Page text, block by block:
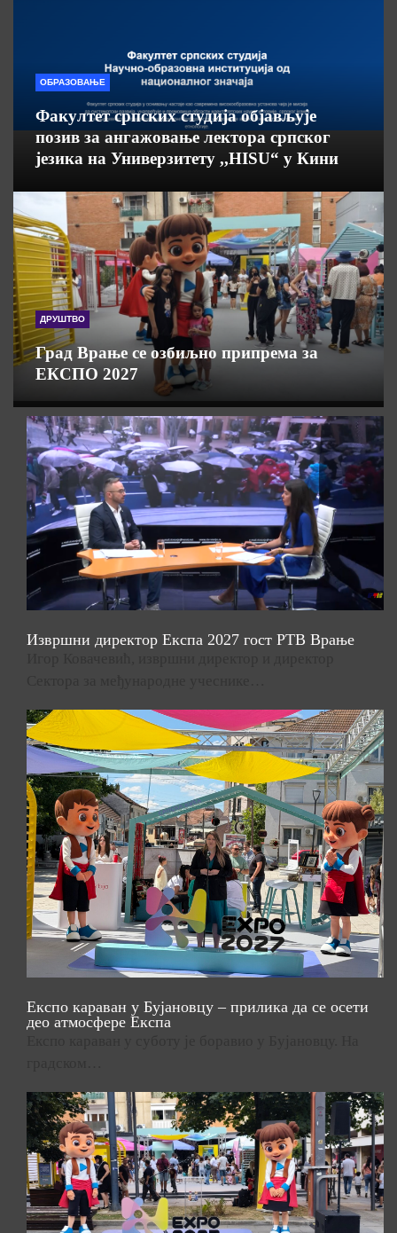
ОБРАЗОВАЊЕ
Факултет српских студија објављује
позив за ангажовање лектора српског
језика на Универзитету ,,HISU“ у Кини
ДРУШТВО
Град Врање се озбиљно припрема за
ЕКСПО 2027
Извршни директор Експа 2027 гост РТВ Врање
Експо караван у Бујановцу – прилика да се осети
део атмосфере Експа